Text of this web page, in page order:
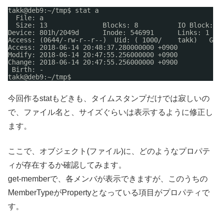
takk@deb9:~/tmp$ stat a
File: a
Size: 13              Blocks: 8          IO Block:
Device: 801h/2049d
Inode: 546991      Links: 1
Access: (0644/-rw-r--r-- )  Uid: ( 1000/    takk)
Access: 2018-06-14 20:48:37.280000000 +0900
Modify: 2018-06-14 20:47:55.256000000 +0900
Change: 2018-06-14 20:47:55.256000000 +0900
Birth: -
takk@deb9:~/tmp$
今回作るstatもどきも、タイムスタンプだけでは寂しいの
で、ファイル名と、サイズぐらいは表示するように修正し
ます。
ここで、オブジェクト(ファイル)に、どのようなプロパテ
ィが存在するか確認してみます。
get-memberで、各メンバが表示できますが、このうちの
MemberTypeがPropertyとなっている項目がプロパティで
す。